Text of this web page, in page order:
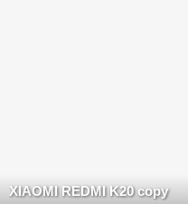
XIAOMI REDMI K20 copy